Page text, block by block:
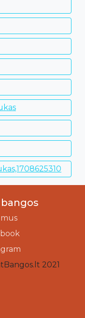
2021